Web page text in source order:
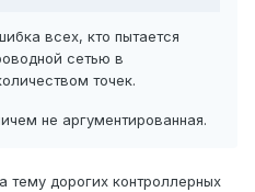
всех, кто пытается
сетью в
точек.
не аргументированная.
тему дорогих контроллерных